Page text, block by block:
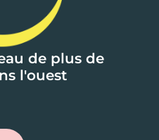
de plus de
l'ouest